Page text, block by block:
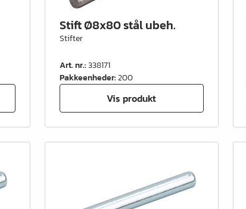
Stift Ø8x80 stål ubeh.
Stifter
Art. nr.:338171
Pakkeenheder:200
Vis produkt